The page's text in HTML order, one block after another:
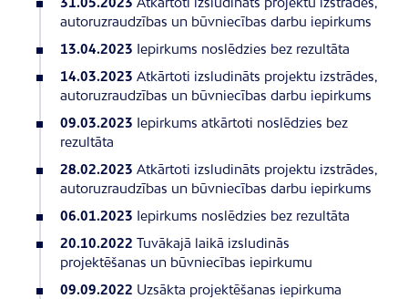
autoruzraudzības un būvniecības darbu iepirkums
13.04.2023 Iepirkums noslēdzies bez rezultāta
14.03.2023 Atkārtoti izsludināts projektu izstrādes,
autoruzraudzības un būvniecības darbu iepirkums
09.03.2023 Iepirkums atkārtoti noslēdzies bez
rezultāta
28.02.2023 Atkārtoti izsludināts projektu izstrādes,
autoruzraudzības un būvniecības darbu iepirkums
06.01.2023 Iepirkums noslēdzies bez rezultāta
20.10.2022 Tuvākajā laikā izsludinās
projektēšanas un būvniecības iepirkumu
09.09.2022 Uzsākta projektēšanas iepirkuma